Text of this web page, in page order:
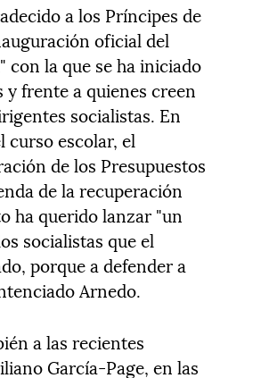
a los Príncipes de
oficial del
con la que se ha iniciado
frente a quienes creen
socialistas. En
curso escolar, el
de los Presupuestos
de la recuperación
ha querido lanzar "un
socialistas que el
porque a defender a
Arnedo.
a las recientes
García-Page, en las